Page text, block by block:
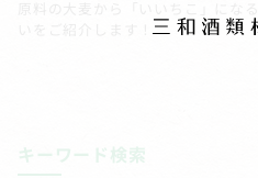
いをご紹介します！
キーワード検索